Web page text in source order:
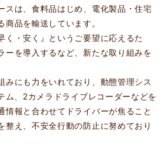
スは、食料品はじめ、電化製品・住宅
品を輸送しています。
く・安く』というご要望に応えるた
ーを導入するなど、新たな取り組みを
みにも力をいれており、動態管理シス
ム、2カメラドライブレコーダーなどを
情報と合わせてドライバーが焦ること
整え、不安全行動の防止に努めており